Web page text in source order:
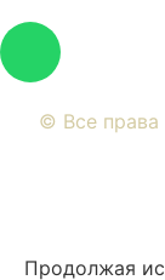
© Все
Продолжая